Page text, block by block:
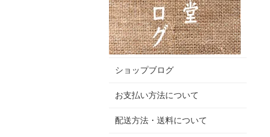
ショップブログ
お支払い方法について
配送方法・送料について